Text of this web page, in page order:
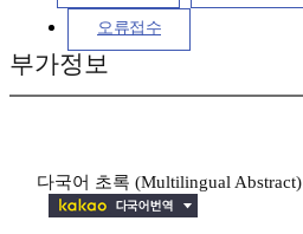
오류접수
부가정보
다국어 초록 (Multilingual Abstract)